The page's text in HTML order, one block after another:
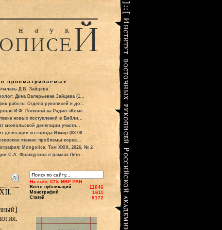
просматриваемые
Д.В. Зайцева
Дина Валерьевна Зайцева (1...
работы Отдела рукописей и до...
И.Ф. Поповой на Радио «Комс...
новых поступлений в Библи...
монгольской делегации участн...
делегации из города Измир (03.06...
чтения: проблемы корее...
Mongolica. Том XXIX, 2026, № 2
С.А. Французова в рамках Летн...
На сайте СПб ИВР РАН
Всего публикаций 11046
Монографий 1611
Статей 9172